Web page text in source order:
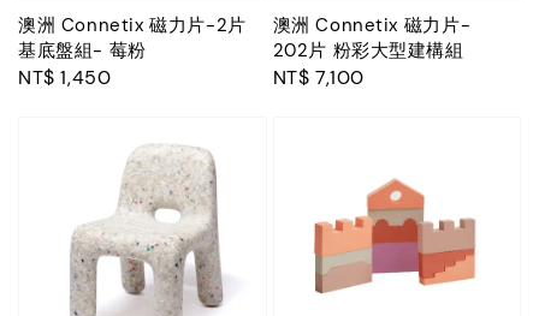
澳洲 Connetix 磁力片-2片
基底盤組- 莓粉
Regular
NT$ 1,450
澳洲 Connetix 磁力片-
202片 粉彩大型建構組
Regular
NT$ 7,100